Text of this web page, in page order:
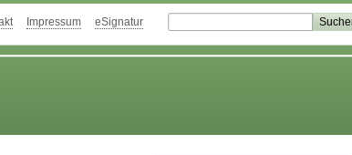
Impressum eSignatur